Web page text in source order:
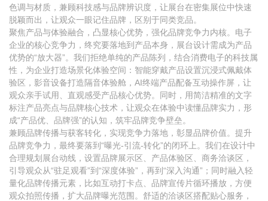
色调与材质，兼顾科技感与品牌辨识度，让展台在密集展位中快速
脱颖而出，让观众一眼记住品牌，区别于同类竞品。
聚焦产品与体验融合，凸显核心优势，强化品牌竞争力内核。电子
企业的核心竞争力，终究要落地到产品本身，展台设计需成为产品
优势的“放大器”。我们拒绝单纯的产品陈列，结合消费电子的科技属
性，为企业打造场景化体验空间：智能穿戴产品设置沉浸式佩戴体
验区，影音设备打造隔音体验舱，AI终端产品配备互动操作屏，让
观众亲手试用、直观感受产品核心优势。同时，用简洁精准的文字
标注产品亮点与品牌核心技术，让观众在体验中读懂品牌实力，形
成“产品优、品牌强”的认知，筑牢品牌竞争壁垒。
兼顾品牌传播与获客转化，实现竞争力落地，彰显品牌价值。提升
品牌竞争力，最终要落到“曝光-引流-转化”的闭环上。我们在设计中
合理规划展台动线，设置品牌展示区、产品体验区、商务洽谈区，
引导观众从“驻足观看”到“深度体验”，再到“深入沟通”；同时融入轻
量化品牌传播元素，比如互动打卡点、品牌宣传片循环播放，方便
观众拍照传播，扩大品牌曝光范围。舒适的洽谈区搭配贴心服务，